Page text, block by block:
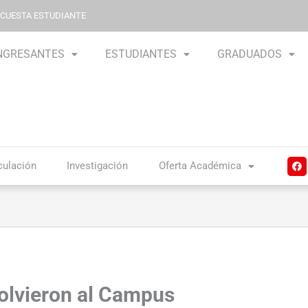
ESTUDIANTE
ESTUDIANTES GRADUADOS
Investigación Oferta Académica
F
a
k
al Campus